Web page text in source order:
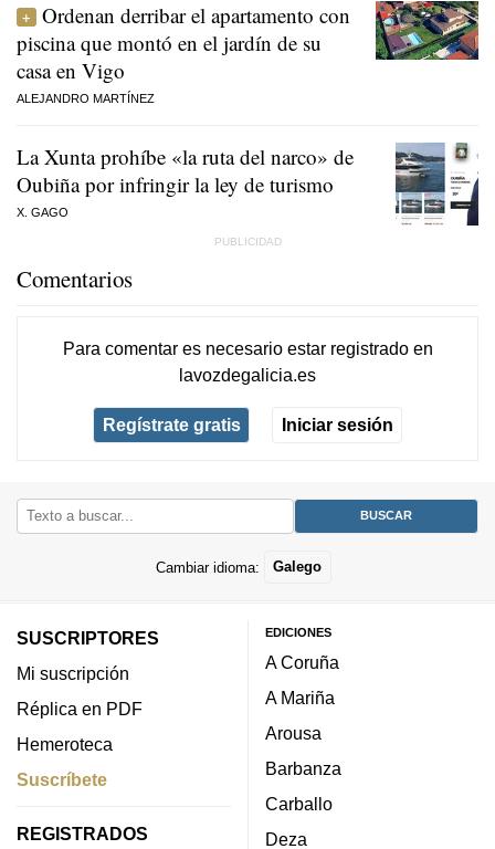
Ordenan derribar el apartamento con
piscina que montó en el jardín de su
casa en Vigo
ALEJANDRO MARTÍNEZ
La Xunta prohíbe «la ruta del narco» de
Oubiña por infringir la ley de turismo
X. GAGO
Comentarios
Para comentar es necesario estar registradoen
lavozdegalicia.es
Regístrate gratis Iniciar sesión
Cambiar idioma: Galego
SUSCRIPTORES
Mi suscripción
Réplica en PDF
Hemeroteca
Suscríbete
REGISTRADOS
EDICIONES
A Coruña
A Mariña
Arousa
Barbanza
Carballo
Deza